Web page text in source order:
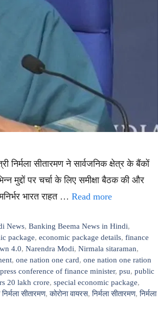
निर्मला सीतारमण ने सार्वजनिक क्षेत्र के बैंकों
मुद्दों पर चर्चा के लिए समीक्षा बैठक की और
भारत राहत … Read more
News,Banking Beema News in Hindi,
package, economic package details, finance
4.0, Narendra Modi, Nirmala sitaraman,
, one nation one card, one nation one ration
press conference of finance minister, psu, public
20 lakh crore, special economic package,
सीतारमण,कोरोना वायरस,निर्मला सीतारमण,निर्मला